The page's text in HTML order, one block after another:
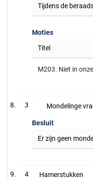
Tijdens de
Moties
Titel
M203. Niet in
3 Mondelinge
Besluit
Er zijn geen
4 Hamerstukken